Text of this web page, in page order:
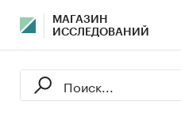
МАГАЗИН
ИССЛЕДОВАНИЙ